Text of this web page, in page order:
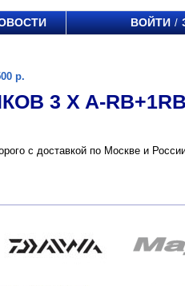
ВОЙТИ /
р.
3 X A-RB+1RB
с доставкой по Москве и